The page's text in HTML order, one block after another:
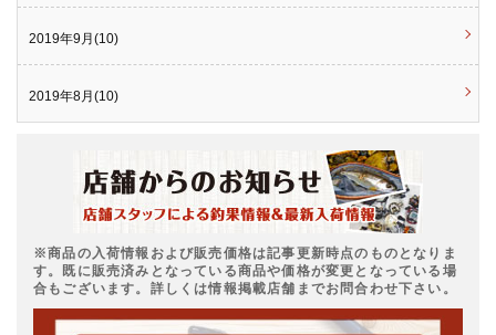
2019年9月(10)
2019年8月(10)
※商品の入荷情報および販売価格は記事更新時点のものとなりま
す。既に販売済みとなっている商品や価格が変更となっている場
合もございます。詳しくは情報掲載店舗までお問合わせ下さい。